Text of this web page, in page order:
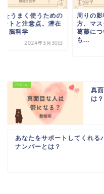
の影響を受けやすい
マスターナンバーの
について。対処法
才能は
やすい
なたの才
真
は
あなたをサポートしてくれる
ナンバーとは？